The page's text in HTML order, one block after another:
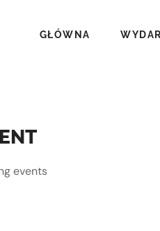
GŁÓWNA
events